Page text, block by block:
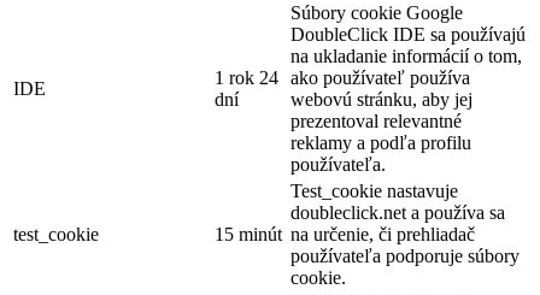
IDE
1 rok 24
dní
Súbory cookie Google
DoubleClick IDE sa používajú
na ukladanie informácií o tom,
ako používateľ používa
webovú stránku, aby jej
prezentoval relevantné
reklamy a podľa profilu
používateľa.
test_cookie 15 minút
Test_cookie nastavuje
doubleclick.net a používa sa
na určenie, či prehliadač
používateľa podporuje súbory
cookie.